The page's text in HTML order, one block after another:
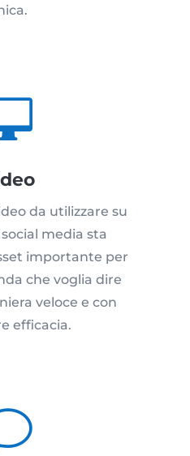
da utilizzare su
media sta
importante per
che voglia dire
veloce e con
efficacia.